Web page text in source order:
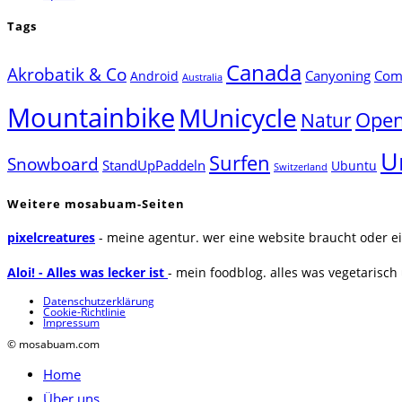
Tags
Akrobatik & Co Android Australia Canada Canyoning
MountainbikeMUnicycle Natur
Snowboard StandUpPaddeln Surfen Switzerland Ubuntu
Weitere mosabuam-Seiten
pixelcreatures - meine agentur. wer eine website braucht oder
Aloi! - Alles was lecker ist - mein foodblog. alles was
Datenschutzerklärung
Cookie-Richtlinie
Impressum
© mosabuam.com
Home
Über uns